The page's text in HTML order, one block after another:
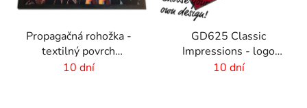
Propagačná rohožka -
textilný povrch
-60x40cm
10 dní
GD625 Classic
Impressions - logo
rohož s HD potlačou - 6
10 dní